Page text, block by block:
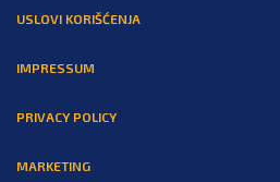
USLOVI KORIŠĆENJA
IMPRESSUM
PRIVACY POLICY
MARKETING